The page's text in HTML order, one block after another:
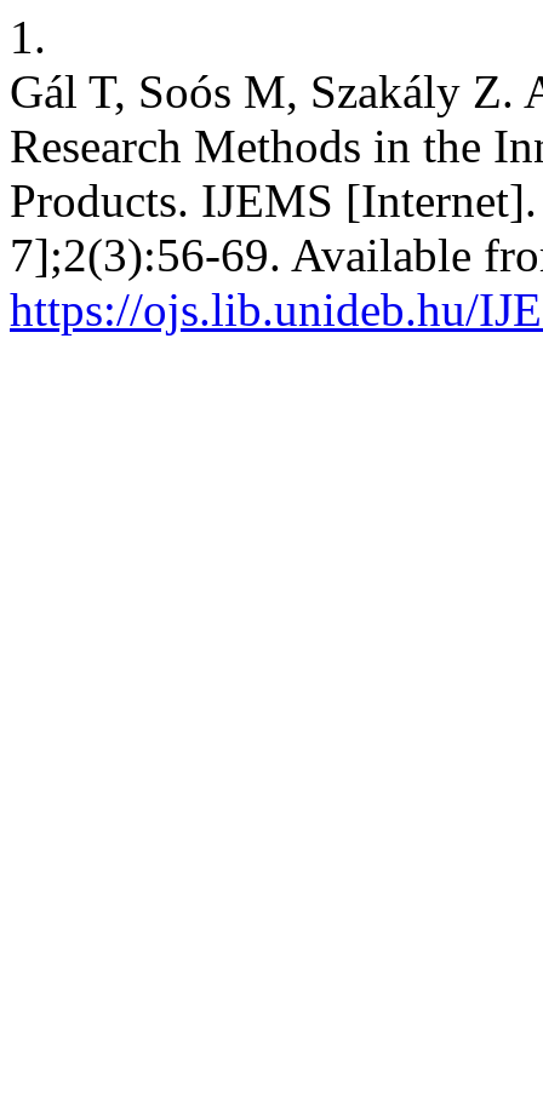
1.
Gál T, Soós M, Szakály
Research Methods in the
Products. IJEMS
7];2(3):56-69. Available
https://ojs.lib.unideb.hu/